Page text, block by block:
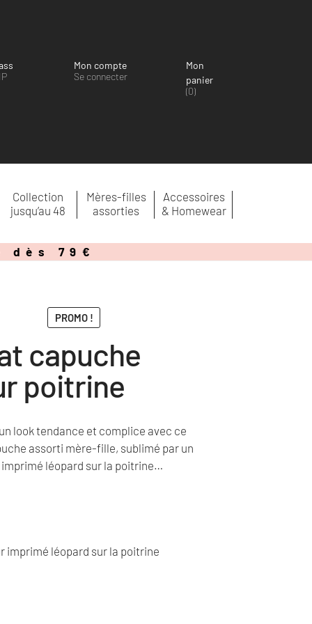
Mon compte
Se connecter
Mon
panier
(0)
Collection
jusqu’au 48
Mères-filles
assorties
Accessoires
& Homewear
79€
PROMO !
capuche
poitrine
look tendance et complice avec ce
assorti mère-fille, sublimé par un
léopard sur la poitrine…
imprimé léopard sur la poitrine